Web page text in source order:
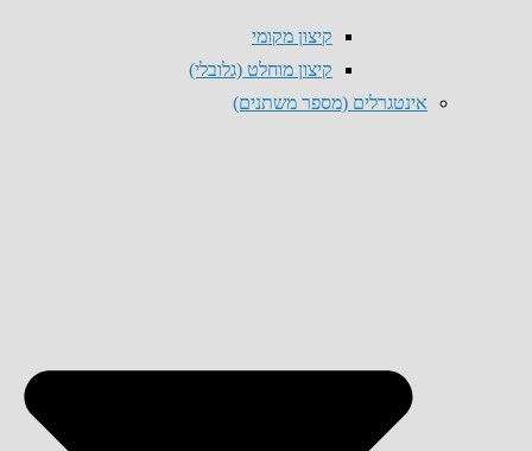
קיצון מקומי
קיצון מוחלט (גלובלי)
אינטגרלים (מספר משתנים)